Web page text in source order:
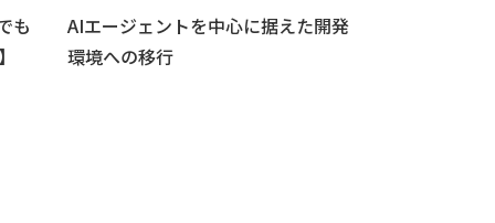
も
AIエージェントを中心に据えた開発
環境への移行